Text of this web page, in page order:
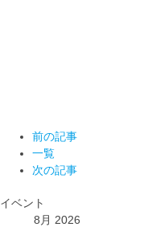
前の記事
一覧
次の記事
イベント
8月 2026